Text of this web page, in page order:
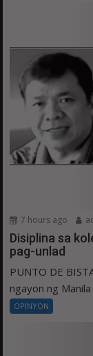
7 hours ago
Disiplina sa
pag-unlad
PUNTO DE
ngayon ng
OPINYON